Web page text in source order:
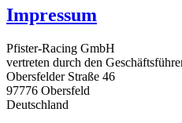
Impressum
Pfister-Racing GmbH
vertreten durch den
Obersfelder Straße 46
97776 Obersfeld
Deutschland